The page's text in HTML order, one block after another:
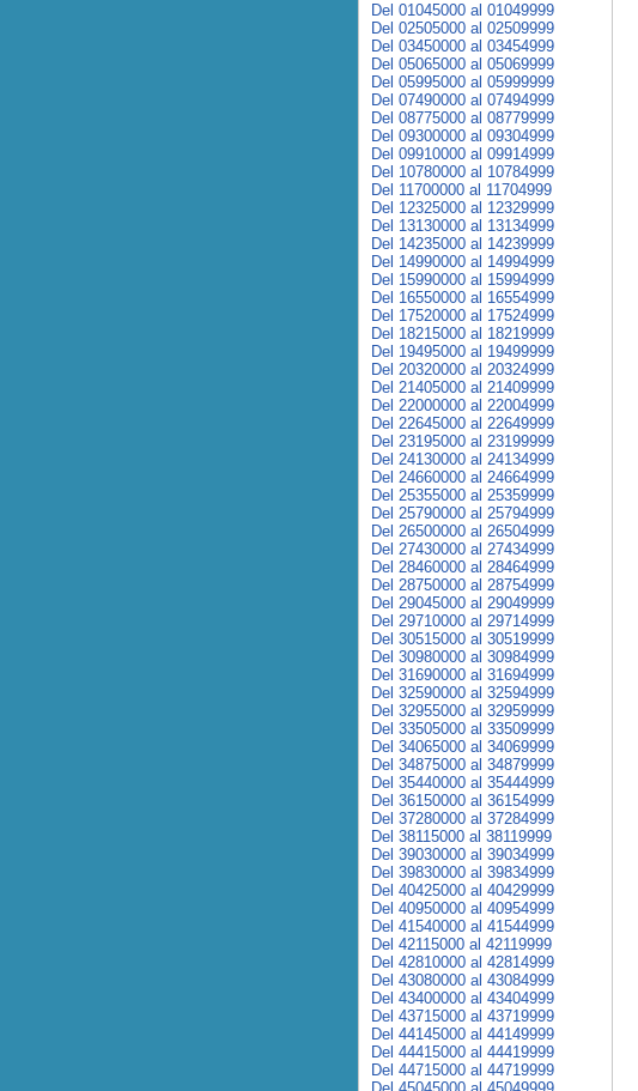
Del 01045000 al 01049999
Del 02505000 al 02509999
Del 03450000 al 03454999
Del 05065000 al 05069999
Del 05995000 al 05999999
Del 07490000 al 07494999
Del 08775000 al 08779999
Del 09300000 al 09304999
Del 09910000 al 09914999
Del 10780000 al 10784999
Del 11700000 al 11704999
Del 12325000 al 12329999
Del 13130000 al 13134999
Del 14235000 al 14239999
Del 14990000 al 14994999
Del 15990000 al 15994999
Del 16550000 al 16554999
Del 17520000 al 17524999
Del 18215000 al 18219999
Del 19495000 al 19499999
Del 20320000 al 20324999
Del 21405000 al 21409999
Del 22000000 al 22004999
Del 22645000 al 22649999
Del 23195000 al 23199999
Del 24130000 al 24134999
Del 24660000 al 24664999
Del 25355000 al 25359999
Del 25790000 al 25794999
Del 26500000 al 26504999
Del 27430000 al 27434999
Del 28460000 al 28464999
Del 28750000 al 28754999
Del 29045000 al 29049999
Del 29710000 al 29714999
Del 30515000 al 30519999
Del 30980000 al 30984999
Del 31690000 al 31694999
Del 32590000 al 32594999
Del 32955000 al 32959999
Del 33505000 al 33509999
Del 34065000 al 34069999
Del 34875000 al 34879999
Del 35440000 al 35444999
Del 36150000 al 36154999
Del 37280000 al 37284999
Del 38115000 al 38119999
Del 39030000 al 39034999
Del 39830000 al 39834999
Del 40425000 al 40429999
Del 40950000 al 40954999
Del 41540000 al 41544999
Del 42115000 al 42119999
Del 42810000 al 42814999
Del 43080000 al 43084999
Del 43400000 al 43404999
Del 43715000 al 43719999
Del 44145000 al 44149999
Del 44415000 al 44419999
Del 44715000 al 44719999